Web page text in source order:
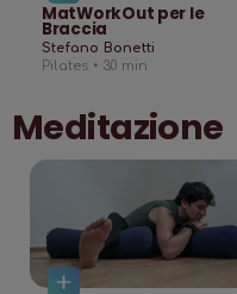
MatWorkOut per le
Braccia
Stefano Bonetti
Pilates • 30 min
Meditazione